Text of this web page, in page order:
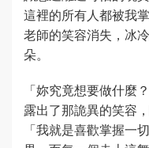
這裡的所有人都被我
老師的笑容消失，冰
朵。
「妳究竟想要做什麼
露出了那詭異的笑容
「我就是喜歡掌握一